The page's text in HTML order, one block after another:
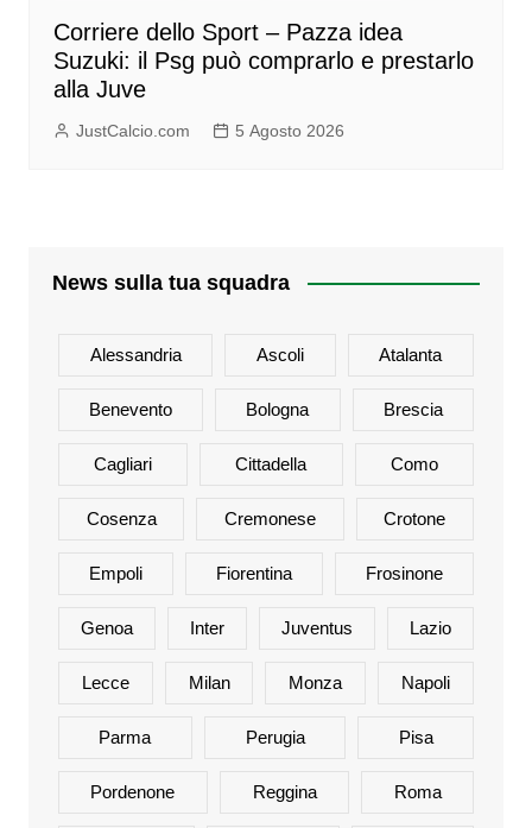
Corriere dello Sport – Pazza idea
Suzuki: il Psg può comprarlo e prestarlo
alla Juve
JustCalcio.com 5 Agosto 2026
News sulla tua squadra
Alessandria Ascoli Atalanta
Benevento Bologna Brescia
Cagliari Cittadella Como
Cosenza Cremonese Crotone
Empoli Fiorentina Frosinone
Genoa Inter Juventus Lazio
Lecce Milan Monza Napoli
Parma Perugia Pisa
Pordenone Reggina Roma